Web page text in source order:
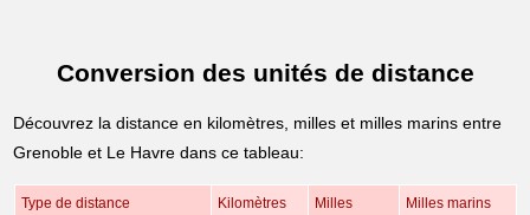
Conversion des unités de distance
Découvrez la distance en kilomètres, milles et milles marins entre
Grenoble et Le Havre dans ce tableau:
Type de distance Kilomètres Milles Milles marins